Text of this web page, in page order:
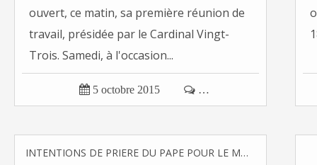
ouvert, ce matin, sa première réunion de
travail, présidée par le Cardinal Vingt-
Trois. Samedi, à l'occasion...
 5 octobre 2015  …
INTENTIONS DE PRIERE DU PAPE POUR LE MOIS D'OCTOBRE